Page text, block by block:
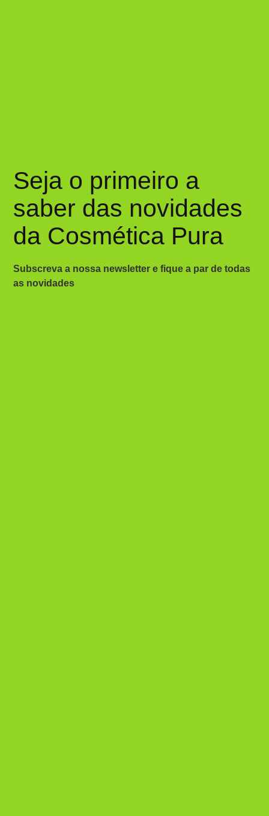
Seja o primeiro a
saber das novidades
da Cosmética Pura
Subscreva a nossa newsletter e fique a par de todas
as novidades